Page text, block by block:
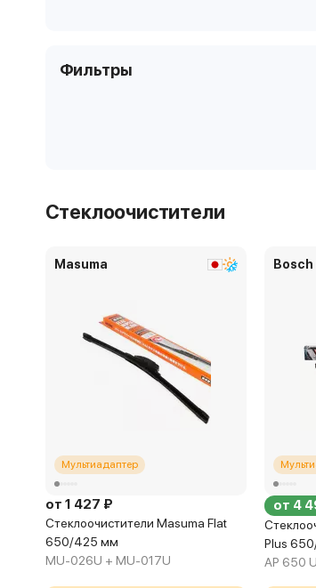
Фильтры
Стеклоочистители
Masuma
Мультиадаптер
от 1 427 ₽
Стеклоочистители Masuma Flat
650/425 мм
MU-026U + MU-017U
Bosch
от 4
Plus
AP 650